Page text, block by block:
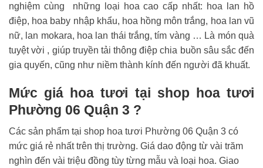
nghiệm cùng những loại hoa cao cấp nhất: hoa lan hồ
điệp, hoa baby nhập khẩu, hoa hồng môn trắng, hoa lan vũ
nữ, lan mokara, hoa lan thái trắng, tím vàng … Là món quà
tuyệt vời , giúp truyền tải thông điệp chia buồn sâu sắc đến
gia quyến, cũng như niềm thành kính đến người đã khuất.
Mức giá hoa tươi tại shop hoa tươi
Phường 06 Quận 3 ?
Các sản phẩm tại shop hoa tươi Phường 06 Quận 3 có
mức giá rẻ nhất trên thị trường. Giá dao động từ vài trăm
nghìn đến vài triệu đồng tùy từng mẫu và loại hoa. Giao